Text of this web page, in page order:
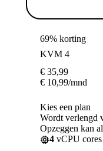
69% korting
KVM 4
€ 35,99
€ 10,99/mnd
Kies een plan
Wordt verlengd
Opzeggen kan
4 vCPU cores